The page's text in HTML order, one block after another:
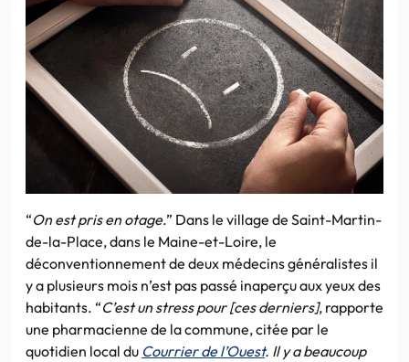
“On est pris en otage.” Dans le village de Saint-Martin-
de-la-Place, dans le Maine-et-Loire, le
déconventionnement de deux médecins généralistes il
y a plusieurs mois n’est pas passé inaperçu aux yeux des
habitants. “C’est un stress pour [ces derniers], rapporte
une pharmacienne de la commune, citée par le
quotidien local du Courrier de l’Ouest. Il y a beaucoup